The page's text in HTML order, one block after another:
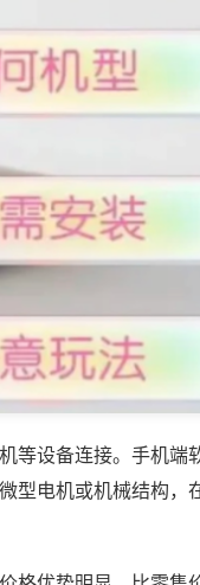
等设备连接。手机端
型电机或机械结构，